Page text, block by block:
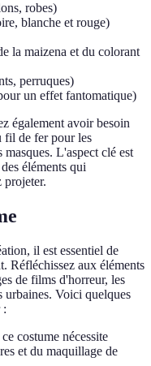
robes)
blanche et rouge)
la maizena et du colorant
perruques)
un effet fantomatique)
également avoir besoin
fil de fer pour les
masques. L'aspect clé est
éléments qui
projeter.
il est essentiel de
Réfléchissez aux éléments
de films d'horreur, les
urbaines. Voici quelques
:
costume nécessite
et du maquillage de